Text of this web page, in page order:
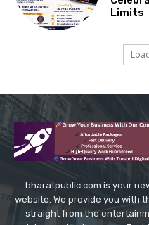
Limits
bharatpublic.com is your
website. We provide you with
straight from the